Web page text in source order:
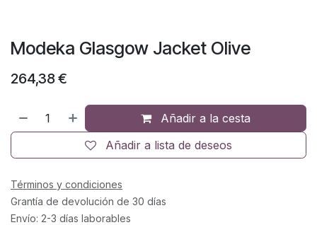
Modeka Glasgow Jacket Olive
264,38€
Añadir a la cesta
Añadir a lista de deseos
Términos y condiciones
Grantía de devolución de 30 días
Envío: 2-3 días laborables